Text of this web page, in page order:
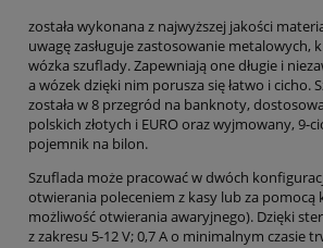
została wykonana z najwyższej jakości
uwagę zasługuje zastosowanie metalowych,
wózka szuflady. Zapewniają one długie i
a wózek dzięki nim porusza się łatwo i cicho.
została w 8 przegród na banknoty,
polskich złotych i EURO oraz wyjmowany, 9-
pojemnik na bilon.
Szuflada może pracować w dwóch
otwierania poleceniem z kasy lub za pomocą
możliwość otwierania awaryjnego). Dzięki
z zakresu 5-12 V; 0,7 A o minimalnym czasie